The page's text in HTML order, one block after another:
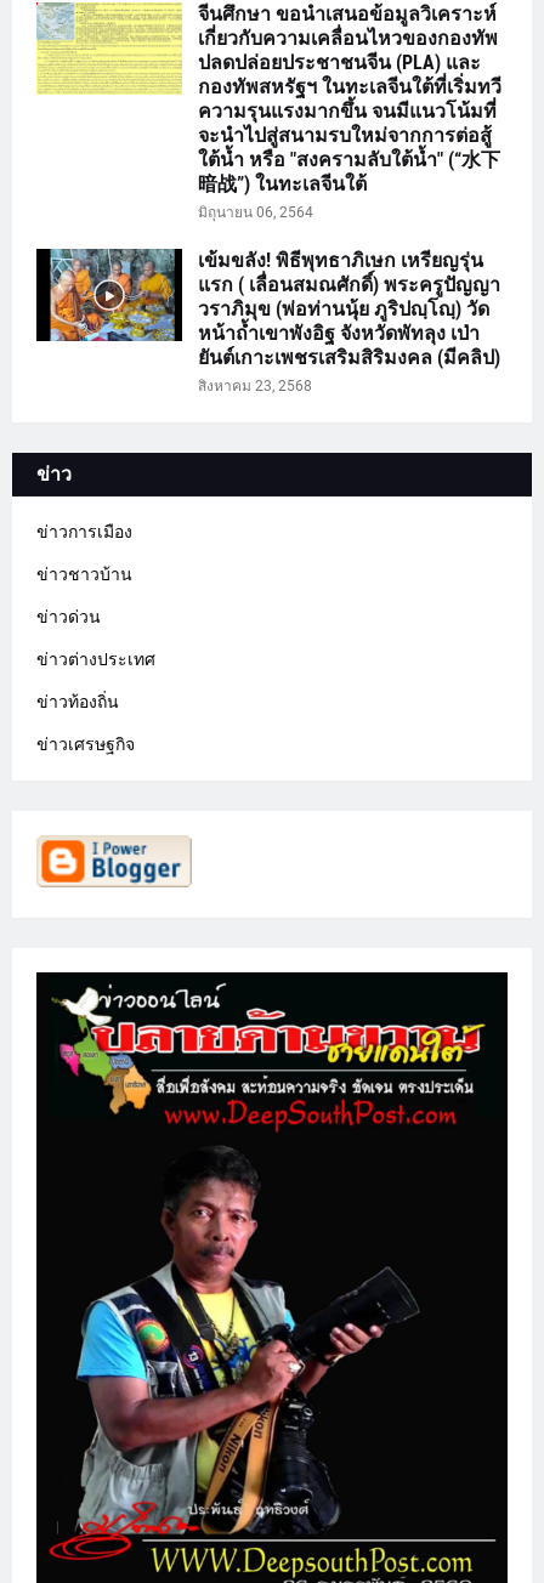
จีนศึกษา ขอนำเสนอข้อมูลวิเคราะห์
เกี่ยวกับความเคลื่อนไหวของกองทัพ
ปลดปล่อยประชาชนจีน (PLA) และ
กองทัพสหรัฐฯ ในทะเลจีนใต้ที่เริ่มทวี
ความรุนแรงมากขึ้น จนมีแนวโน้มที่
จะนำไปสู่สนามรบใหม่จากการต่อสู้
ใต้น้ำ หรือ "สงครามลับใต้น้ำ" (“水下
暗战”) ในทะเลจีนใต้
มิถุนายน 06, 2564
เข้มขลัง! พิธีพุทธาภิเษก เหรียญรุ่น
แรก ( เลื่อนสมณศักดิ์) พระครูปัญญา
วราภิมุข (พ่อท่านนุ้ย ภูริปญฺโญฺ) วัด
หน้าถ้ำเขาพังอิฐ จังหวัดพัทลุง เป่า
ยันต์เกาะเพชรเสริมสิริมงคล (มีคลิป)
สิงหาคม 23, 2568
ข่าว
ข่าวการเมือง
ข่าวชาวบ้าน
ข่าวด่วน
ข่าวต่างประเทศ
ข่าวท้องถิ่น
ข่าวเศรษฐกิจ